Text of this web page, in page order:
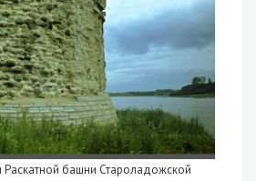
Раскатной башни Староладожской